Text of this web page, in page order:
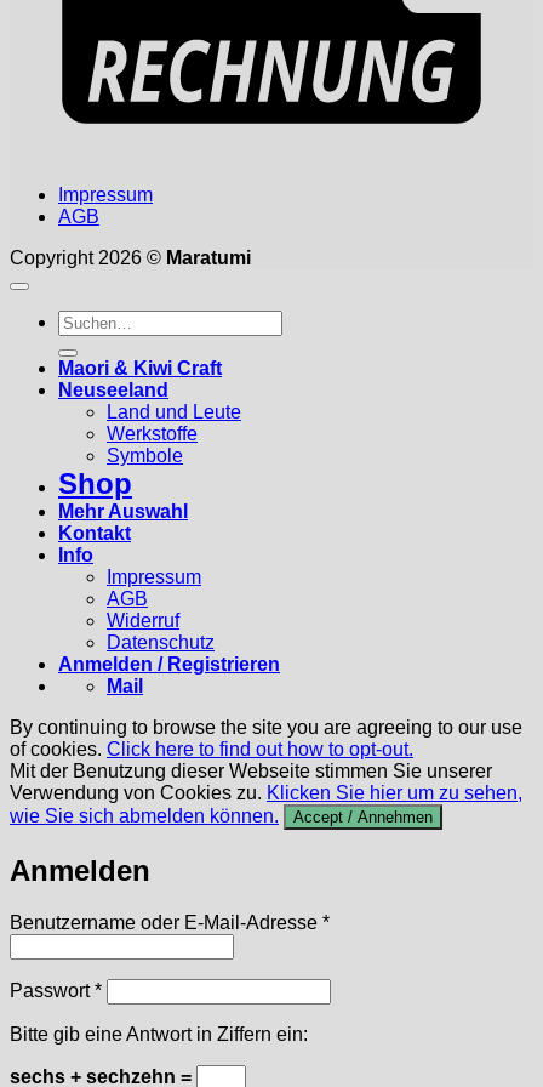
Impressum
AGB
Copyright 2026 © Maratumi
Suchen
nach:
Maori & Kiwi Craft
Neuseeland
Land und Leute
Werkstoffe
Symbole
Shop
Mehr Auswahl
Kontakt
Info
Impressum
AGB
Widerruf
Datenschutz
Anmelden / Registrieren
Mail
By continuing to browse the site you are agreeing to our use
of cookies. Click here to find out how to opt-out.
Mit der Benutzung dieser Webseite stimmen Sie unserer
Verwendung von Cookies zu. Klicken Sie hier um zu sehen,
wie Sie sich abmelden können.
Accept / Annehmen
Anmelden
Benutzername oder E-Mail-Adresse *Erforderlich
Passwort*Erforderlich
Bitte gib eine Antwort in Ziffern ein:
sechs + sechzehn =